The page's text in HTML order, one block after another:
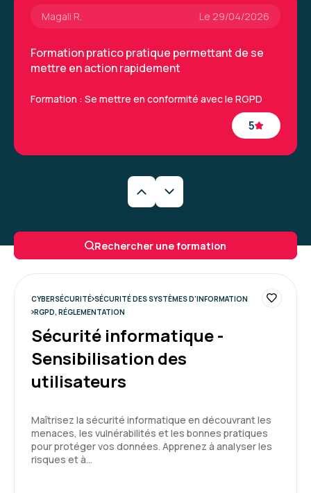
Magali R. Le 29/04/2026
5
Formation pratico pratique permettant de se
mettre en action rapidement
Formation : Se mettre en conformité avec le RGPD
Formation pratico pratique permettant de se
mettre en action rapidement
Magali R.
Formation pratico pratique permettant de se
mettre en action rapidement
Formation : Se mettre en conformité avec le RGPD
Rechercher une formation
CYBERSÉCURITÉ SÉCURITÉ DES SYSTÈMES D'INFORMATION
RGPD, RÉGLEMENTATION
Sécurité informatique -
Sensibilisation des
utilisateurs
Maîtrisez la sécurité informatique en découvrant les
menaces, les vulnérabilités et les bonnes pratiques
pour protéger vos données. Apprenez à analyser les
risques et à…